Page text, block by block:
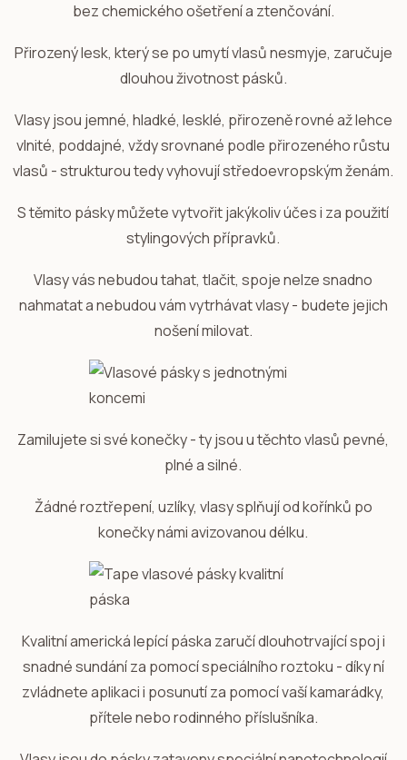
bez chemického ošetření a ztenčování.
Přirozený lesk, který se po umytí vlasů nesmyje, zaručuje
dlouhou životnost pásků.
Vlasy jsou jemné, hladké, lesklé, přirozeně rovné až lehce
vlnité, poddajné, vždy srovnané podle přirozeného růstu
vlasů - strukturou tedy vyhovují středoevropským ženám.
S těmito pásky můžete vytvořit jakýkoliv účes i za použití
stylingových přípravků.
Vlasy vás nebudou tahat, tlačit, spoje nelze snadno
nahmatat a nebudou vám vytrhávat vlasy - budete jejich
nošení milovat.
Zamilujete si své konečky - ty jsou u těchto vlasů pevné,
plné a silné.
Žádné roztřepení, uzlíky, vlasy splňují od kořínků po
konečky námi avizovanou délku.
Kvalitní americká lepící páska zaručí dlouhotrvající spoj i
snadné sundání za pomocí speciálního roztoku - díky ní
zvládnete aplikaci i posunutí za pomocí vaší kamarádky,
přítele nebo rodinného příslušníka.